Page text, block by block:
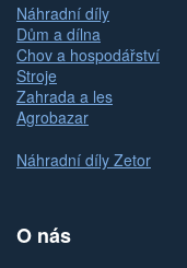
Náhradní díly
Dům a dílna
Chov a hospodářství
Stroje
Zahrada a les
Agrobazar
Náhradní díly Zetor
O nás